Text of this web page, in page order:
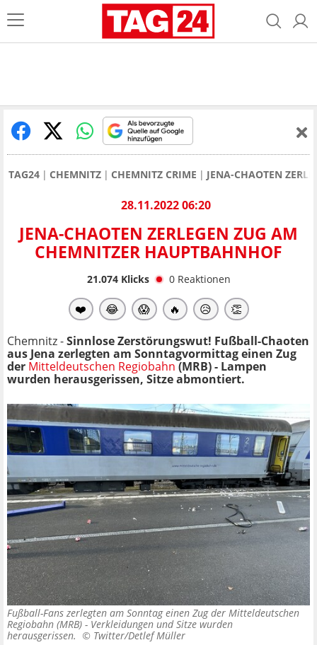
TAG24 CHEMNITZ CHEMNITZ CRIME JENA-CHAOTEN
28.11.2022 06:20
JENA-CHAOTEN ZERLEGEN ZUG AM
CHEMNITZER HAUPTBAHNHOF
21.074Klicks 0 Reaktionen
❤️ 😂 😱 🔥 😥 👏
Chemnitz -Sinnlose Zerstörungswut! Fußball-Chaoten
aus Jena zerlegten am Sonntagvormittag einen Zug
der Mitteldeutschen Regiobahn (MRB) - Lampen
wurden herausgerissen, Sitze abmontiert.
Fußball-Fans zerlegten am Sonntag einen Zug der Mitteldeutschen
Regiobahn (MRB) - Verkleidungen und Sitze wurden
herausgerissen. © Twitter/Detlef Müller